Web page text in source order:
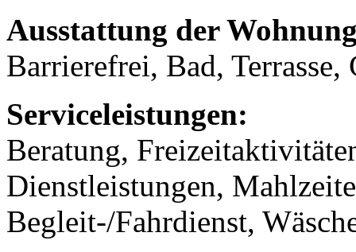
Ausstattung der
Barrierefrei, Bad,
Serviceleistungen:
Beratung,
Dienstleistungen,
Begleit-/Fahrdienst,